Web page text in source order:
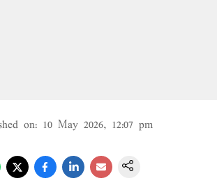
on: 10 May 2026, 12:07 pm